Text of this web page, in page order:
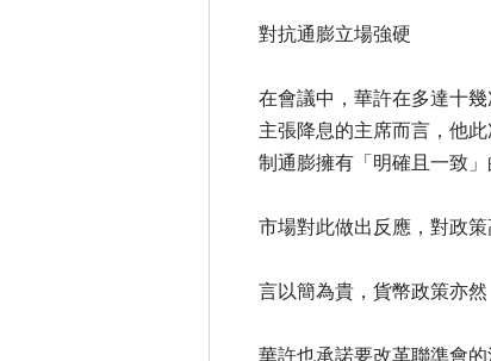
對抗通膨立場強硬
在會議中，華許在多達十
主張降息的主席而言，他
制通膨擁有「明確且一致」
市場對此做出反應，對政
言以簡為貴，貨幣政策亦然
華許也承諾要改革聯準會